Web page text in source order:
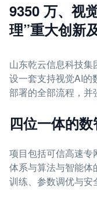
9350 万、视
理”重大创新
山东乾云信息科技
设一套支持视觉AI的
部署的全部流程，并
四位一体的
项目包括可信高速专
体系与算法与智能体
训练、参数调优与安